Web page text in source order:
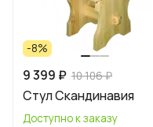
-8%
9 399 ₽ 10 106 ₽
Стул Скандинавия
Доступно к заказу